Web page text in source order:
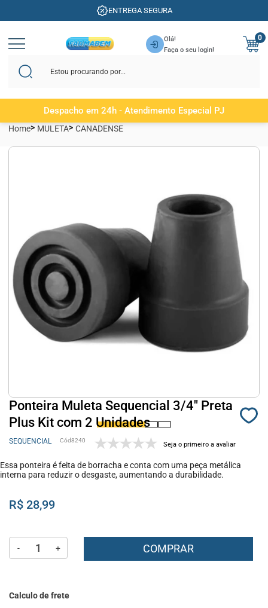
ENTREGA SEGURA
Olá!
Faça o seu login!
0
Despacho em 24h - Atendimento Especial PJ
Home MULETA CANADENSE
Ponteira Muleta Sequencial 3/4" Preta
Plus Kit com 2 Unidades
SEQUENCIAL 8240 Seja o primeiro a avaliar
Essa ponteira é feita de borracha e conta com uma peça metálica
interna para reduzir o desgaste, aumentando a durabilidade.
R$ 28,99
- + COMPRAR